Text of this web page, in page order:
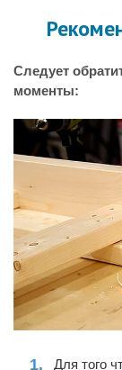
Следует
моменты:
Для того